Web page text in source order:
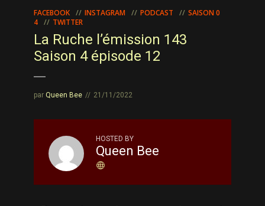
FACEBOOK INSTAGRAM PODCAST
SAISON 0
4
TWITTER
La Ruche l’émission 143
Saison 4 épisode 12
par Queen Bee 21/11/2022
HOSTED BY
Queen Bee